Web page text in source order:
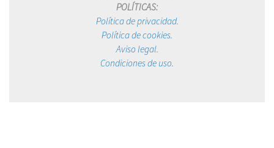
POLÍTICAS:
Política de privacidad.
Política de cookies.
Aviso legal.
Condiciones de uso.